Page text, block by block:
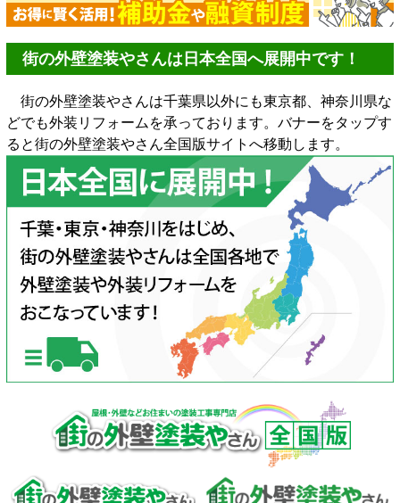
街の外壁塗装やさんは日本全国へ展開中です！
街の外壁塗装やさんは千葉県以外にも東京都、神奈川県な
どでも外装リフォームを承っております。バナーをタップす
ると街の外壁塗装やさん全国版サイトへ移動します。